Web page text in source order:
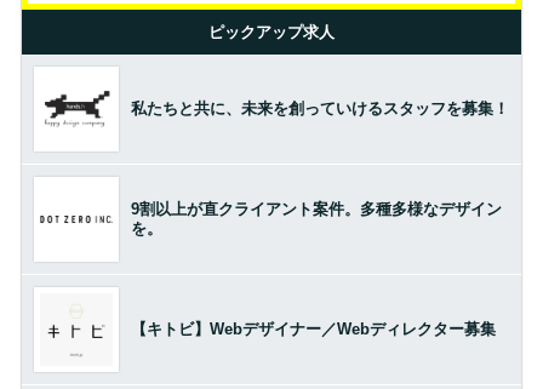
ピックアップ求人
私たちと共に、未来を創っていけるスタッフを募集！
9割以上が直クライアント案件。多種多様なデザイン
を。
【キトビ】Webデザイナー／Webディレクター募集